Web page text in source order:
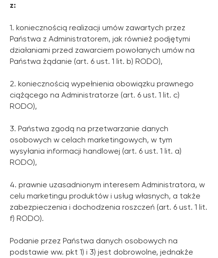
z:
1. koniecznością realizacji umów zawartych przez
Państwa z Administratorem, jak również podjętymi
działaniami przed zawarciem powołanych umów na
Państwa żądanie (art. 6 ust. 1 lit. b) RODO),
2. koniecznością wypełnienia obowiązku prawnego
ciążącego na Administratorze (art. 6 ust. 1 lit. c)
RODO),
3. Państwa zgodą na przetwarzanie danych
osobowych w celach marketingowych, w tym
wysyłania informacji handlowej (art. 6 ust. 1 lit. a)
RODO),
4. prawnie uzasadnionym interesem Administratora, w
celu marketingu produktów i usług własnych, a także
zabezpieczenia i dochodzenia roszczeń (art. 6 ust. 1 lit.
f) RODO).
Podanie przez Państwa danych osobowych na
podstawie ww. pkt 1) i 3) jest dobrowolne, jednakże